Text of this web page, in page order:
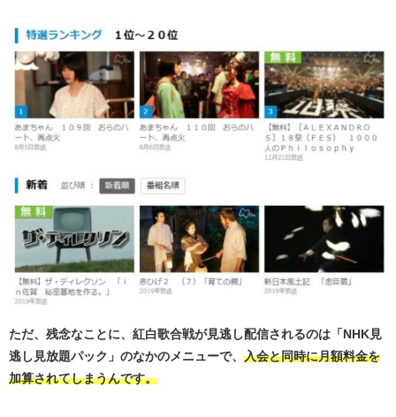
ただ、残念なことに、紅白歌合戦が見逃し配信されるのは「NHK見
逃し見放題パック」のなかのメニューで、 入会と同時に月額料金を
加算されてしまうんです。